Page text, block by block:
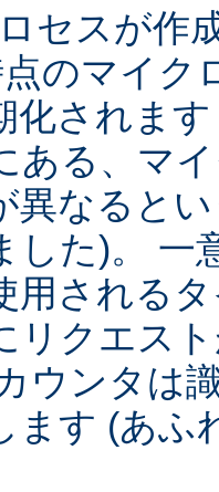
セスが作
のマイク
化されま
ある、マ
異なると
した)。 一
用される
リクエス
ウンタは
ます (あふ